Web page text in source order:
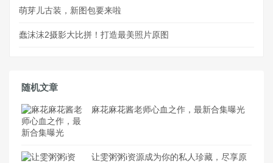
萌芽儿古装，新图包要来啦
蠢沫沫2摄影大比拼！打造最美照片原图
随机文章
麻花麻花酱老师心血之作，最新合集曝光
让雯粥粥i资源成为你的私人珍藏，尽享原